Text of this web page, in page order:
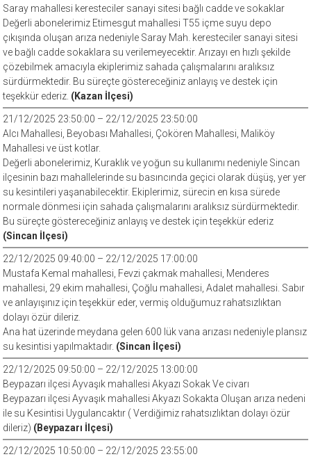
Saray mahallesi keresteciler sanayi sitesi bağlı cadde ve sokaklar
Değerli abonelerimiz Etimesgut mahallesi T55 içme suyu depo
çıkışında oluşan arıza nedeniyle Saray Mah. keresteciler sanayi sitesi
ve bağlı cadde sokaklara su verilemeyecektir. Arızayı en hızlı şekilde
çözebilmek amacıyla ekiplerimiz sahada çalışmalarını aralıksız
sürdürmektedir. Bu süreçte göstereceğiniz anlayış ve destek için
teşekkür ederiz. (Kazan İlçesi)
21/12/2025 23:50:00 – 22/12/2025 23:50:00
Alcı Mahallesi, Beyobası Mahallesi, Çokören Mahallesi, Maliköy
Mahallesi ve üst kotlar.
Değerli abonelerimiz, Kuraklık ve yoğun su kullanımı nedeniyle Sincan
ilçesinin bazı mahallelerinde su basıncında geçici olarak düşüş, yer yer
su kesintileri yaşanabilecektir. Ekiplerimiz, sürecin en kısa sürede
normale dönmesi için sahada çalışmalarını aralıksız sürdürmektedir.
Bu süreçte göstereceğiniz anlayış ve destek için teşekkür ederiz
(Sincan İlçesi)
22/12/2025 09:40:00 – 22/12/2025 17:00:00
Mustafa Kemal mahallesi, Fevzi çakmak mahallesi, Menderes
mahallesi, 29 ekim mahallesi, Çoğlu mahallesi, Adalet mahallesi. Sabır
ve anlayışınız için teşekkür eder, vermiş olduğumuz rahatsızlıktan
dolayı özür dileriz.
Ana hat üzerinde meydana gelen 600 lük vana arızası nedeniyle plansız
su kesintisi yapılmaktadır. (Sincan İlçesi)
22/12/2025 09:50:00 – 22/12/2025 13:00:00
Beypazarı ilçesi Ayvaşık mahallesi Akyazı Sokak Ve civarı
Beypazarı ilçesi Ayvaşık mahallesi Akyazı Sokakta Oluşan arıza nedeni
ile su Kesintisi Uygulancaktır ( Verdiğimiz rahatsızlıktan dolayı özür
dileriz) (Beypazarı İlçesi)
22/12/2025 10:50:00 – 22/12/2025 23:55:00